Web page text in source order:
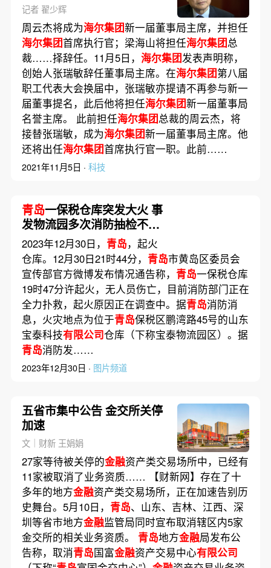
记者 翟少辉
周云杰将成为海尔集团新一届董事局主席，并担任
海尔集团首席执行官；梁海山将担任海尔集团总
裁……择辞任。11月5日， 海尔集团发表声明称，
创始人张瑞敏辞任董事局主席。在海尔集团第八届
职工代表大会换届中，张瑞敏亦提请不再参与新一
届董事提名，此后他将担任海尔集团新一届董事局
名誉主席。 此前担任海尔集团总裁的周云杰，将
接替张瑞敏，成为海尔集团新一届董事局主席。他
还将出任海尔集团首席执行官一职。此前……
2021年11月5日 · 科技
青岛一保税仓库突发大火 事
发物流园多次消防抽检不合
格
2023年12月30日， 青岛，起火
仓库。12月30日21时44分， 青岛市黄岛区委员会
宣传部官方微博发布情况通告称， 青岛一保税仓库
19时47分许起火，无人员伤亡，目前消防部门正在
全力扑救，起火原因正在调查中。据青岛消防消
息，火灾地点为位于青岛保税区鹏湾路45号的山东
宝泰科技有限公司仓库（下称宝泰物流园区）。据
青岛消防发……
2023年12月30日 · 图片频道
五省市集中公告 金交所关停
加速
文｜财新 王娟娟
27家等待被关停的金融资产类交易场所中，已经有
11家被取消了业务资质…… 【财新网】存在了十
多年的地方金融资产类交易场所，正在加速告别历
史舞台。5月10日， 青岛、山东、吉林、江西、深
圳等省市地方金融监管局同时宣布取消辖区内5家
金交所的相关业务资质。 青岛地方金融局发布公
告称，取消青岛国富金融资产交易中心有限公司